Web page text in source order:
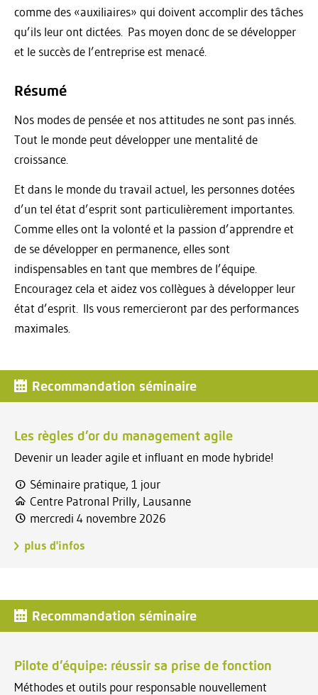
comme des «auxiliaires» qui doivent accomplir des tâches
qu’ils leur ont dictées. Pas moyen donc de se développer
et le succès de l’entreprise est menacé.
Résumé
Nos modes de pensée et nos attitudes ne sont pas innés.
Tout le monde peut développer une mentalité de
croissance.
Et dans le monde du travail actuel, les personnes dotées
d’un tel état d’esprit sont particulièrement importantes.
Comme elles ont la volonté et la passion d’apprendre et
de se développer en permanence, elles sont
indispensables en tant que membres de l’équipe.
Encouragez cela et aidez vos collègues à développer leur
état d’esprit. Ils vous remercieront par des performances
maximales.
Recommandation séminaire
Les règles d’or du management agile
Devenir un leader agile et influant en mode hybride!
Séminaire pratique, 1 jour
Centre Patronal Prilly, Lausanne
mercredi 4 novembre 2026
plus d'infos
Recommandation séminaire
Pilote d’équipe: réussir sa prise de fonction
Méthodes et outils pour responsable nouvellement